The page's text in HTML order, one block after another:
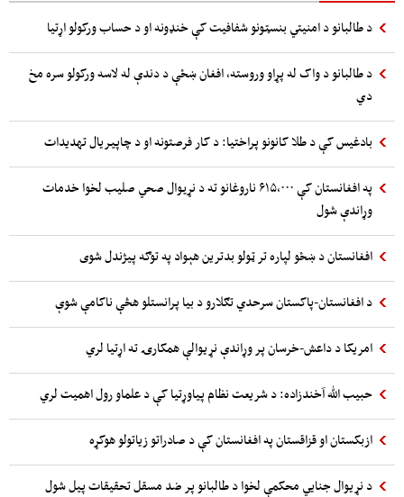
د طالبانو د امنیتي بنسټونو شفافیت کې خنډونه او د حساب ورکولو اړتیا
د طالبانو د واک له پړاو وروسته، افغان ښځې د دندې له لاسه ورکولو سره مخ
دي
بادغیس کې د طلا کانونو پراختیا: د کار فرصتونه او د چاپیریال تهدیدات
په افغانستان کې ۶۱۵،۰۰۰ ناروغانو ته د نړيوال صحي صلیب لخوا خدمات
وړاندې شول
افغانستان د ښځو لپاره تر ټولو بدترین هېواد په توګه پیژندل شوی
د افغانستان-پاکستان سرحدي تګلارو د بیا پرانستلو هڅې ناکامې شوې
امریکا د داعش-خرسان پر وړاندې نړیوالې همکارۍ ته اړتیا لري
حبیب الله آخندزاده: د شریعت نظام پیاوړتیا کې د علماو رول اهمیت لري
ازبکستان او قزاقستان په افغانستان کې د صادراتو زیاتولو هوکړه
د نړیوال جنایي محکمې لخوا د طالبانو پر ضد مسقل تحقیقات پیل شول